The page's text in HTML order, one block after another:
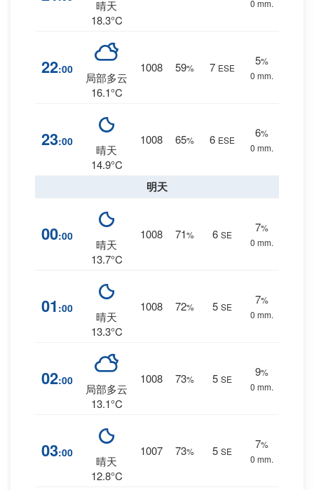
晴天
18.3°C
0 mm.
22:00
局部多云
16.1°C
1008 59% 7 ESE
5%
0 mm.
23:00
晴天
14.9°C
1008 65% 6 ESE
6%
0 mm.
明天
00:00
晴天
13.7°C
1008 71% 6 SE
7%
0 mm.
01 :00
晴天
13.3°C
1008 72% 5 SE
7%
0 mm.
02:00
局部多云
13.1°C
1008 73% 5 SE
9%
0 mm.
03:00
晴天
12.8°C
1007 73% 5 SE
7%
0 mm.